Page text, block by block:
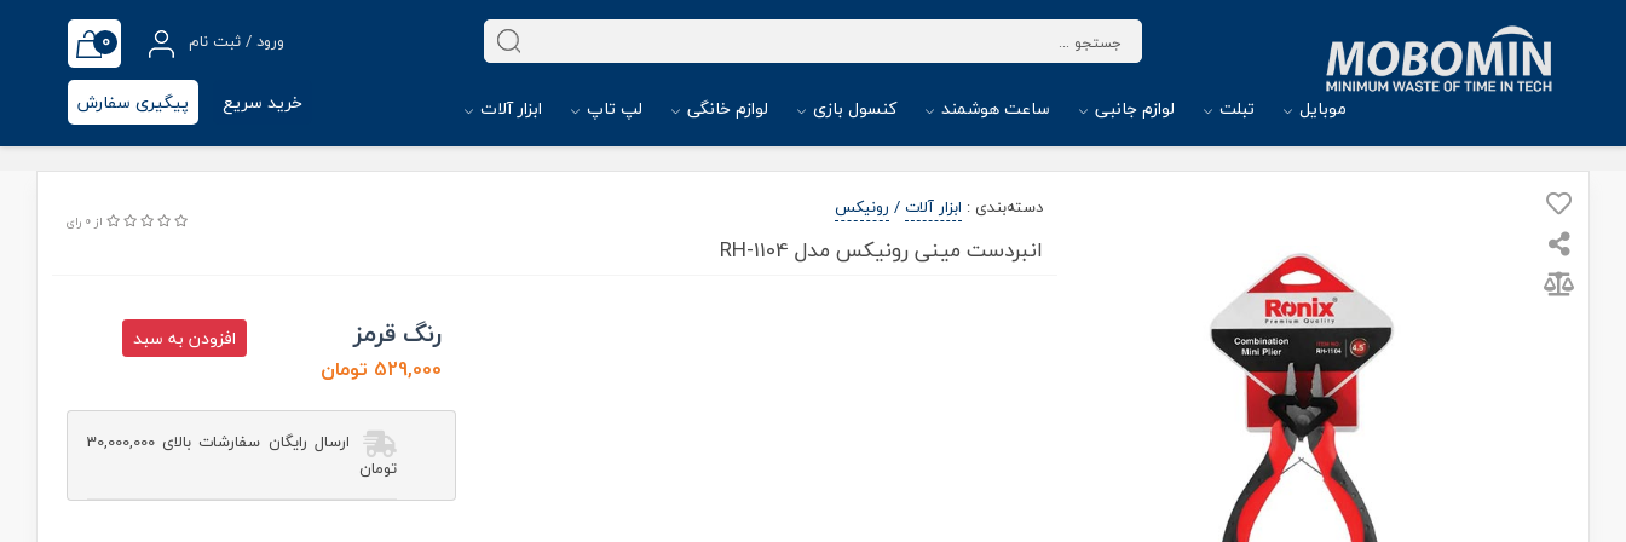
ورود / ثبت نام 0
موبایل تبلت لوازم جانبی ساعت هوشمند کنسول بازی لوازم خانگی لپ تاپ ابزار آلات خرید سریع پیگیری سفارش
دسته‌بندی : ابزار آلات/ رونیکس
انبردست مینی رونیکس مدل RH-1104
از 0 رای
رنگ قرمز
529,000 تومان
افزودن به سبد
ارسال رایگان سفارشات بالای 30,000,000
تومان